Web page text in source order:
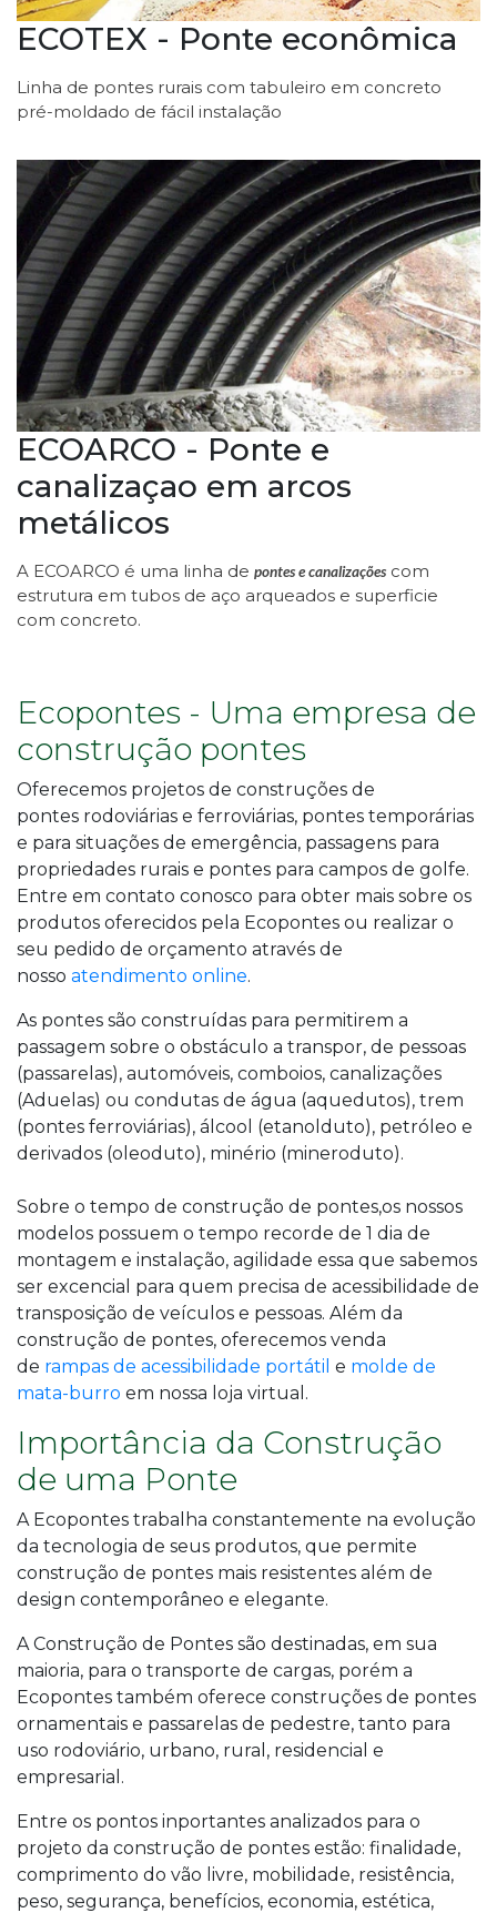
ECOTEX - Ponte econômica
Linha de pontes rurais com tabuleiro em concreto
pré-moldado de fácil instalação
ECOARCO - Ponte e
canalizaçao em arcos
metálicos
A ECOARCO é uma linha de pontes e canalizações com
estrutura em tubos de aço arqueados e superficie
com concreto.
Ecopontes - Uma empresa de
construção pontes
Oferecemos projetos de construções de
pontes rodoviárias e ferroviárias, pontes temporárias
e para situações de emergência, passagens para
propriedades rurais e pontes para campos de golfe.
Entre em contato conosco para obter mais sobre os
produtos oferecidos pela Ecopontes ou realizar o
seu pedido de orçamento através de
nosso atendimento online.
As pontes são construídas para permitirem a
passagem sobre o obstáculo a transpor, de pessoas
(passarelas), automóveis, comboios, canalizações
(Aduelas) ou condutas de água (aquedutos), trem
(pontes ferroviárias), álcool (etanolduto), petróleo e
derivados (oleoduto), minério (mineroduto).
Sobre o tempo de construção de pontes,os nossos
modelos possuem o tempo recorde de 1 dia de
montagem e instalação, agilidade essa que sabemos
ser excencial para quem precisa de acessibilidade de
transposição de veículos e pessoas. Além da
construção de pontes, oferecemos venda
de rampas de acessibilidade portátil e molde de
mata-burro em nossa loja virtual.
Importância da Construção
de uma Ponte
A Ecopontes trabalha constantemente na evolução
da tecnologia de seus produtos, que permite
construção de pontes mais resistentes além de
design contemporâneo e elegante.
AConstrução de Pontes são destinadas, em sua
maioria, para o transporte de cargas, porém a
Ecopontes também oferece construções de pontes
ornamentais e passarelas de pedestre, tanto para
uso rodoviário, urbano, rural, residencial e
empresarial.
Entre os pontos inportantes analizados para o
projeto da construção de pontes estão: finalidade,
comprimento do vão livre, mobilidade, resistência,
peso, segurança, benefícios, economia, estética,